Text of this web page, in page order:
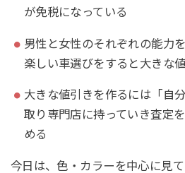
が免税になっている
男性と女性のそれぞれの能力
楽しい車選びをすると大きな
大きな値引きを作るには「自
取り専門店に持っていき査定
める
今日は、色・カラーを中心に見